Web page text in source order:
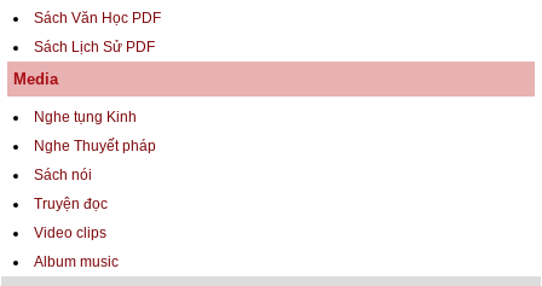
Sách Văn Học PDF
Sách Lịch Sử PDF
Media
Nghe tụng Kinh
Nghe Thuyết pháp
Sách nói
Truyện đọc
Video clips
Album music